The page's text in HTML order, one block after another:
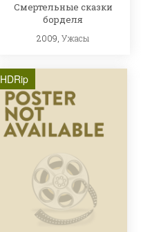
Смертельные сказки
борделя
2009,Ужасы
HDRip